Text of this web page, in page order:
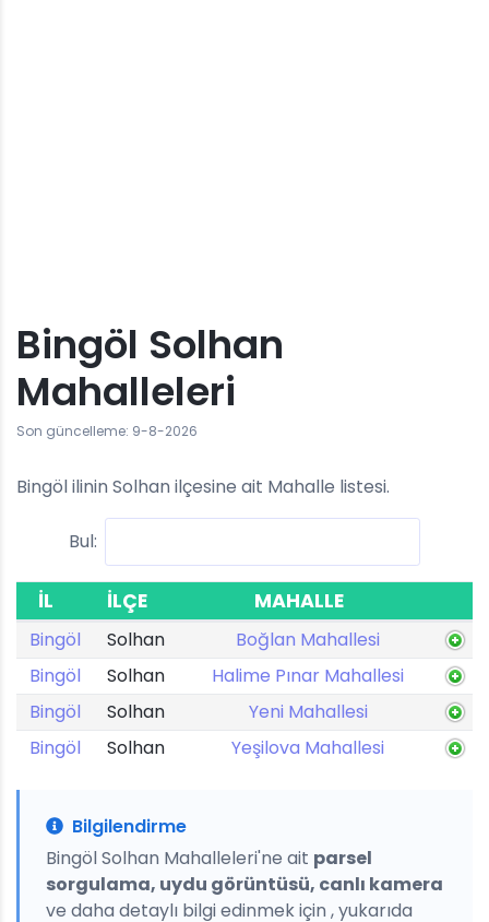
Bingöl Solhan
Mahalleleri
Son güncelleme: 9-8-2026
Bingöl ilinin Solhan ilçesine ait Mahalle listesi.
Bul:
İL İLÇE MAHALLE
Bingöl Solhan
Boğlan Mahallesi
Bingöl
Solhan
Halime Pınar Mahallesi
Bingöl
Solhan
Yeni Mahallesi
Bingöl
Solhan Yeşilova Mahallesi
Bilgilendirme
Bingöl Solhan Mahalleleri'ne ait parsel
sorgulama, uydu görüntüsü, canlı kamera
ve daha detaylı bilgi edinmek için , yukarıda